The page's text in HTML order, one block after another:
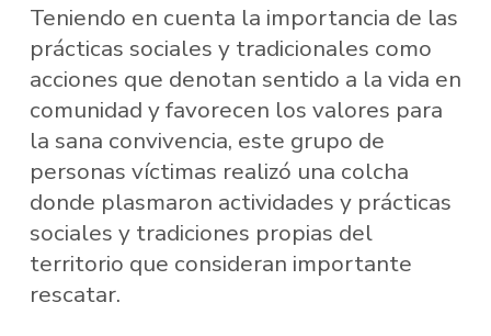
Teniendo en cuenta la importancia de las
prácticas sociales y tradicionales como
acciones que denotan sentido a la vida en
comunidad y favorecen los valores para
la sana convivencia, este grupo de
personas víctimas realizó una colcha
donde plasmaron actividades y prácticas
sociales y tradiciones propias del
territorio que consideran importante
rescatar.